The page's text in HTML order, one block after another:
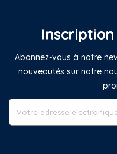
Abonnez-vous à notre
nouveautés sur notre